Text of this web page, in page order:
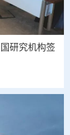
研究机构签